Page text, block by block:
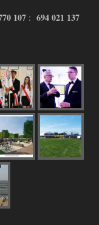
107 : 694 021 137